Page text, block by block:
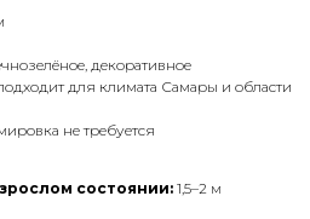
декоративное
для климата Самары и области
не требуется
состоянии: 1,5–2 м